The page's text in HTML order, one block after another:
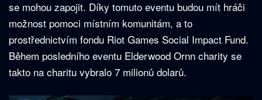
se mohou zapojit. Díky tomuto eventu budou mít hráči
možnost pomoci místním komunitám, a to
prostřednictvím fondu Riot Games Social Impact Fund.
Během posledního eventu Elderwood Ornn charity se
takto na charitu vybralo 7 milionů dolarů.